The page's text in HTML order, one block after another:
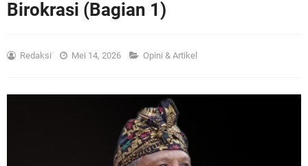
Birokrasi (Bagian 1)
Redaksi Mei 14, 2026 Opini & Artikel